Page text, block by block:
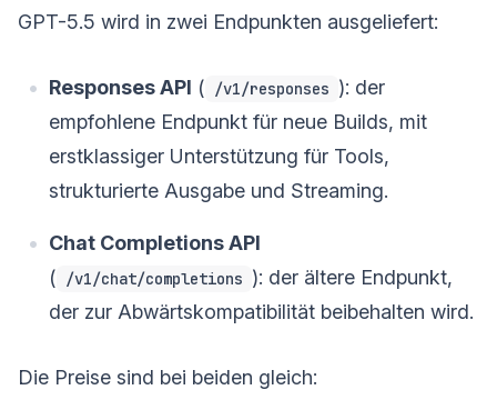
GPT-5.5 wird in zwei Endpunkten ausgeliefert:
Responses API ( /v1/responses ): der
empfohlene Endpunkt für neue Builds, mit
erstklassiger Unterstützung für Tools,
strukturierte Ausgabe und Streaming.
Chat Completions API
( /v1/chat/completions ): der ältere Endpunkt,
der zur Abwärtskompatibilität beibehalten wird.
Die Preise sind bei beiden gleich: